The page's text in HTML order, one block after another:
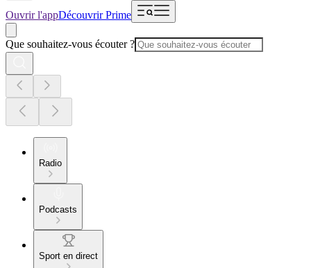
Ouvrir l'appDécouvrir Prime
Que souhaitez-vous écouter ?
Radio
Podcasts
Sport en direct